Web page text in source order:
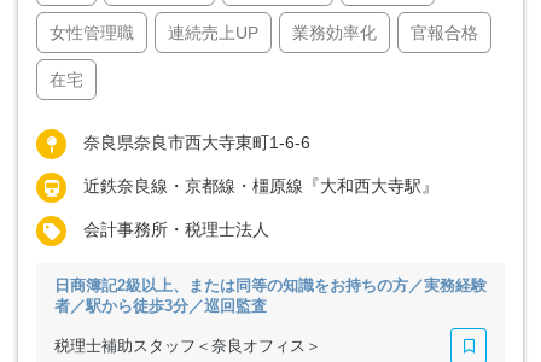
女性管理職 連続売上UP 業務効率化 官報合格
在宅
奈良県奈良市西大寺東町1-6-6
近鉄奈良線・京都線・橿原線『大和西大寺駅』
会計事務所・税理士法人
日商簿記2級以上、または同等の知識をお持ちの方／実務経験
者／駅から徒歩3分／巡回監査
税理士補助スタッフ＜奈良オフィス＞